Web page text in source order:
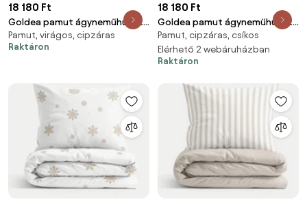
18 180 Ft
Goldea pamut ágyneműhuzat
duo - kerti dísznövények, latte
színű hátoldal 140 x 200 és 70 x
Pamut, virágos, cipzáras
Raktáron
18 180 Ft
Goldea pamut ágyneműhuzat
duo - púderrózsaszín csíkos,
púderrózsaszín hátoldal 140 x
200 és 70 x 90 cm
Pamut, cipzáras, csíkos
Elérhető 2 webáruházban
Raktáron